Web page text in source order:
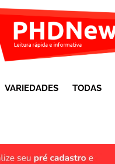
VARIEDADES TODAS